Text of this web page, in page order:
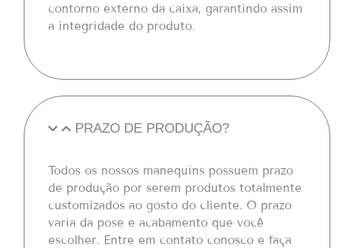
contorno externo da caixa, garantindo assim
a integridade do produto.
PRAZO DE PRODUÇÃO?
Todos os nossos manequins possuem prazo
de produção por serem produtos totalmente
customizados ao gosto do cliente. O prazo
varia da pose e acabamento que você
escolher. Entre em contato conosco e faça